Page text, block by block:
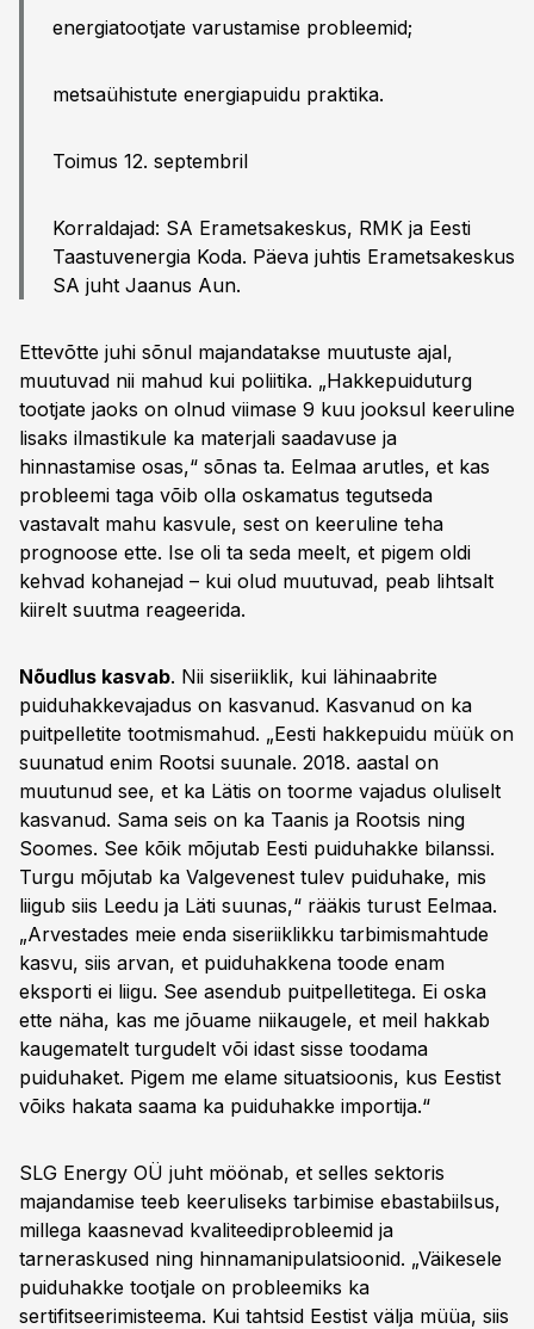
energiatootjate varustamise probleemid;
metsaühistute energiapuidu praktika.
Toimus 12. septembril
Korraldajad: SA Erametsakeskus, RMK ja Eesti
Taastuvenergia Koda. Päeva juhtis Erametsakeskus
SA juht Jaanus Aun.
Ettevõtte juhi sõnul majandatakse muutuste ajal,
muutuvad nii mahud kui poliitika. „Hakkepuiduturg
tootjate jaoks on olnud viimase 9 kuu jooksul keeruline
lisaks ilmastikule ka materjali saadavuse ja
hinnastamise osas,“ sõnas ta. Eelmaa arutles, et kas
probleemi taga võib olla oskamatus tegutseda
vastavalt mahu kasvule, sest on keeruline teha
prognoose ette. Ise oli ta seda meelt, et pigem oldi
kehvad kohanejad – kui olud muutuvad, peab lihtsalt
kiirelt suutma reageerida.
Nõudlus kasvab. Nii siseriiklik, kui lähinaabrite
puiduhakkevajadus on kasvanud. Kasvanud on ka
puitpelletite tootmismahud. „Eesti hakkepuidu müük on
suunatud enim Rootsi suunale. 2018. aastal on
muutunud see, et ka Lätis on toorme vajadus oluliselt
kasvanud. Sama seis on ka Taanis ja Rootsis ning
Soomes. See kõik mõjutab Eesti puiduhakke bilanssi.
Turgu mõjutab ka Valgevenest tulev puiduhake, mis
liigub siis Leedu ja Läti suunas,“ rääkis turust Eelmaa.
„Arvestades meie enda siseriiklikku tarbimismahtude
kasvu, siis arvan, et puiduhakkena toode enam
eksporti ei liigu. See asendub puitpelletitega. Ei oska
ette näha, kas me jõuame niikaugele, et meil hakkab
kaugematelt turgudelt või idast sisse toodama
puiduhaket. Pigem me elame situatsioonis, kus Eestist
võiks hakata saama ka puiduhakke importija.“
SLG Energy OÜ juht möönab, et selles sektoris
majandamise teeb keeruliseks tarbimise ebastabiilsus,
millega kaasnevad kvaliteediprobleemid ja
tarneraskused ning hinnamanipulatsioonid. „Väikesele
puiduhakke tootjale on probleemiks ka
sertifitseerimisteema. Kui tahtsid Eestist välja müüa, siis